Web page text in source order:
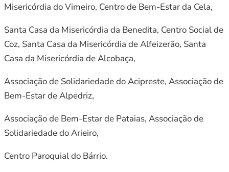
Misericórdia do Vimeiro, Centro de Bem-Estar da Cela,
Santa Casa da Misericórdia da Benedita, Centro Social de
Coz, Santa Casa da Misericórdia de Alfeizerão, Santa
Casa da Misericórdia de Alcobaça,
Associação de Solidariedade do Acipreste, Associação de
Bem-Estar de Alpedriz,
Associação de Bem-Estar de Pataias, Associação de
Solidariedade do Arieiro,
Centro Paroquial do Bárrio.